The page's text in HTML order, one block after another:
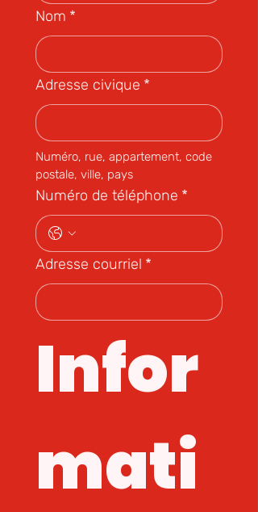
Nom *
Adresse civique *
Numéro, rue, appartement, code
postale, ville, pays
Numéro de téléphone *
Adresse courriel *
Infor
mati